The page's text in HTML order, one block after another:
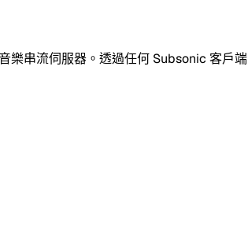
樂串流伺服器。透過任何 Subsonic 客戶